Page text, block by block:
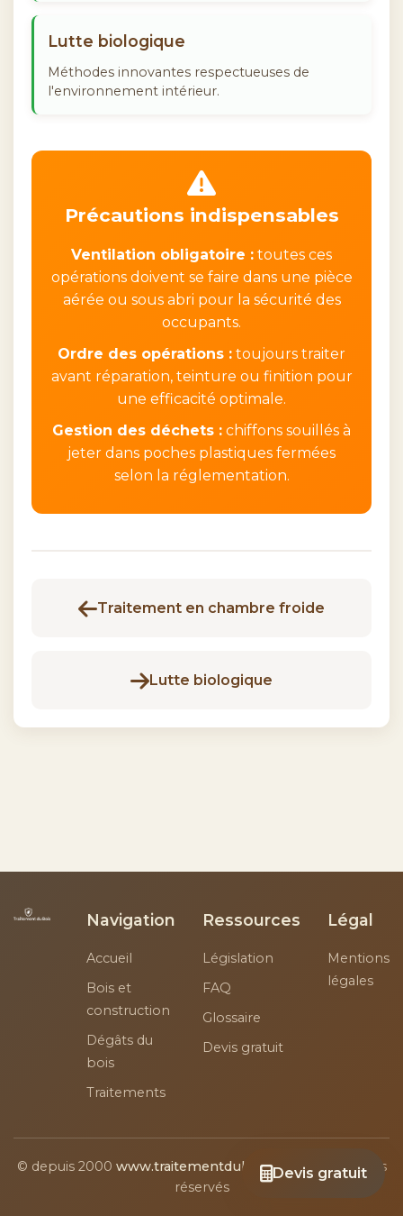
Lutte biologique
Méthodes innovantes respectueuses de
l'environnement intérieur.
Précautions indispensables
Ventilation obligatoire : toutes ces
opérations doivent se faire dans une pièce
aérée ou sous abri pour la sécurité des
occupants.
Ordre des opérations : toujours traiter
avant réparation, teinture ou finition pour
une efficacité optimale.
Gestion des déchets : chiffons souillés à
jeter dans poches plastiques fermées
selon la réglementation.
Traitement en chambre froide
Lutte biologique
Devis gratuit
Navigation
Accueil
Bois et
construction
Dégâts du
bois
Traitements
Ressources
Législation
FAQ
Glossaire
Devis gratuit
Légal
Mentions
légales
© depuis 2000 www.traitementdubois.com- Tous droits
réservés